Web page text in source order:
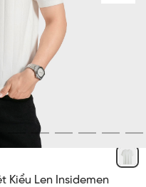
Kiểu Len Insidemen